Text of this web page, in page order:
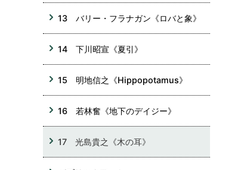
13 バリー・フラナガン《ロバと象》
14 下川昭宣《夏引》
15 明地信之《Hippopotamus》
16 若林奮《地下のデイジー》
17 光島貴之《木の耳》